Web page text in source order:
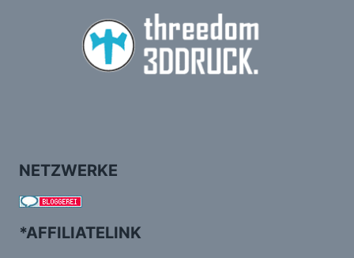
NETZWERKE
*AFFILIATELINK